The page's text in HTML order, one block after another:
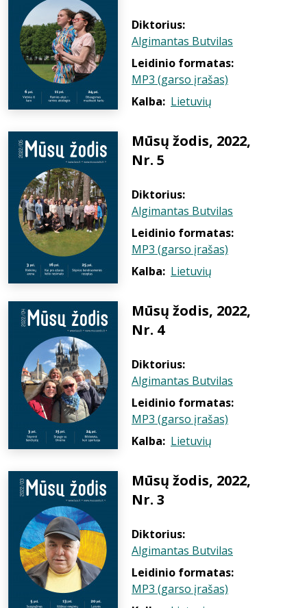
Diktorius:
Algimantas Butvilas
Leidinio formatas:
MP3 (garso įrašas)
Kalba: Lietuvių
Mūsų žodis, 2022,
Nr. 5
Diktorius:
Algimantas Butvilas
Leidinio formatas:
MP3 (garso įrašas)
Kalba: Lietuvių
Mūsų žodis, 2022,
Nr. 4
Diktorius:
Algimantas Butvilas
Leidinio formatas:
MP3 (garso įrašas)
Kalba: Lietuvių
Mūsų žodis, 2022,
Nr. 3
Diktorius:
Algimantas Butvilas
Leidinio formatas:
MP3 (garso įrašas)